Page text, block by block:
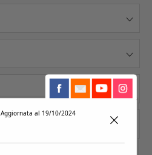
Aggiornata al 19/10/2024